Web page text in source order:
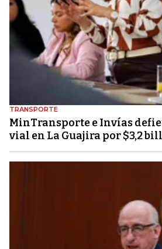
TRANSPORTE
MinTransporte e Invías
vial en La Guajira por $3,2